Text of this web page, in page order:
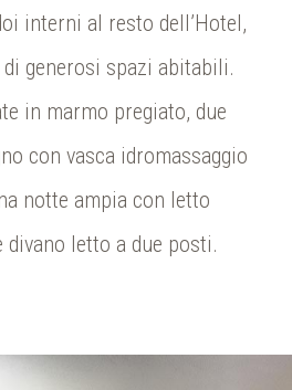
interni al resto dell’Hotel,
generosi spazi abitabili.
in marmo pregiato, due
con vasca idromassaggio
notte ampia con letto
divano letto a due posti.